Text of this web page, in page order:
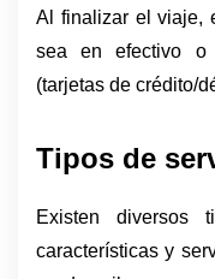
Al finalizar el viaje,
sea en efectivo o
(tarjetas de crédito/
Tipos de
Existen diversos
características y